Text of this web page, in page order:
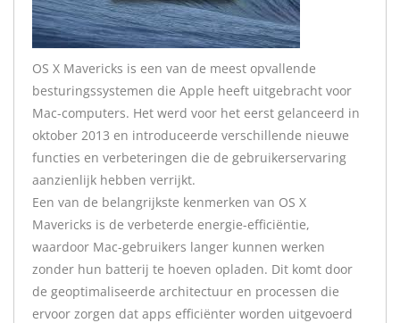
OS X Mavericks is een van de meest opvallende
besturingssystemen die Apple heeft uitgebracht voor
Mac-computers. Het werd voor het eerst gelanceerd in
oktober 2013 en introduceerde verschillende nieuwe
functies en verbeteringen die de gebruikerservaring
aanzienlijk hebben verrijkt.
Een van de belangrijkste kenmerken van OS X
Mavericks is de verbeterde energie-efficiëntie,
waardoor Mac-gebruikers langer kunnen werken
zonder hun batterij te hoeven opladen. Dit komt door
de geoptimaliseerde architectuur en processen die
ervoor zorgen dat apps efficiënter worden uitgevoerd